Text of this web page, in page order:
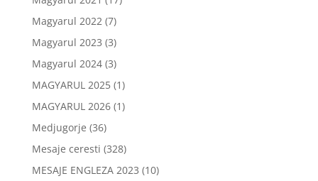
Magyarul 2022 (7)
Magyarul 2023 (3)
Magyarul 2024(3)
MAGYARUL 2025(1)
MAGYARUL 2026(1)
Medjugorje (36)
Mesaje ceresti (328)
MESAJE ENGLEZA 2023 (10)